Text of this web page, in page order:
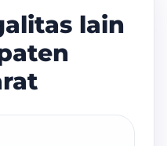
lain